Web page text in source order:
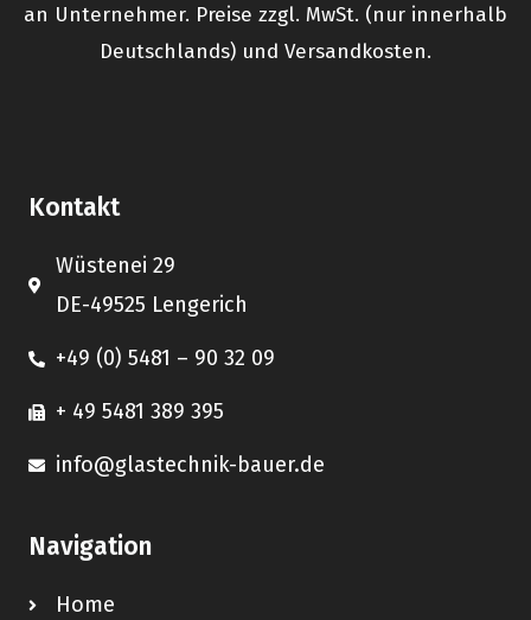
an Unternehmer. Preise zzgl. MwSt. (nur innerhalb
Deutschlands) und Versandkosten.
Kontakt
Wüstenei 29
DE-49525 Lengerich
+49 (0) 5481 – 90 32 09
+ 49 5481 389 395
info@glastechnik-bauer.de
Navigation
Home